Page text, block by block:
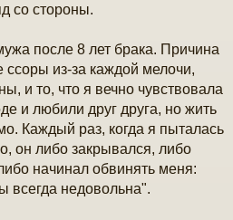
со стороны.
после 8 лет брака. Причина
из-за каждой мелочи,
и то, что я вечно чувствовала
и любили друг друга, но жить
Каждый раз, когда я пыталась
он либо закрывался, либо
начинал обвинять меня:
всегда недовольна".